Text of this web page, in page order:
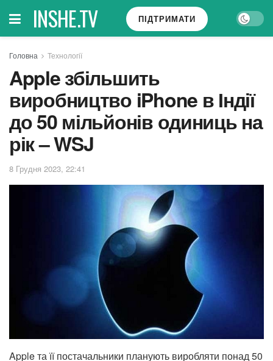
INSHE.TV ПІДТРИМАТИ
Головна Технології
Apple збільшить
виробництво iPhone в Індії
до 50 мільйонів одиниць на
рік – WSJ
8 Грудня 2023, 22:41
Apple та її постачальники планують виробляти понад 50